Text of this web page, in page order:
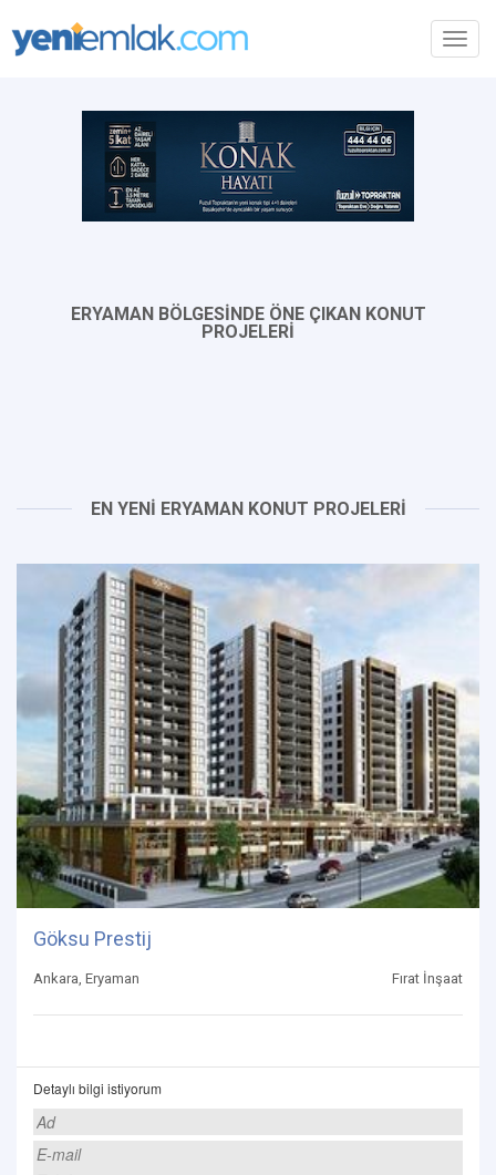
ERYAMAN BÖLGESİNDE ÖNE ÇIKAN KONUT
PROJELERİ
EN YENİ ERYAMAN KONUT PROJELERİ
Göksu Prestij
Ankara, Eryaman Fırat İnşaat
Detaylı bilgi istiyorum